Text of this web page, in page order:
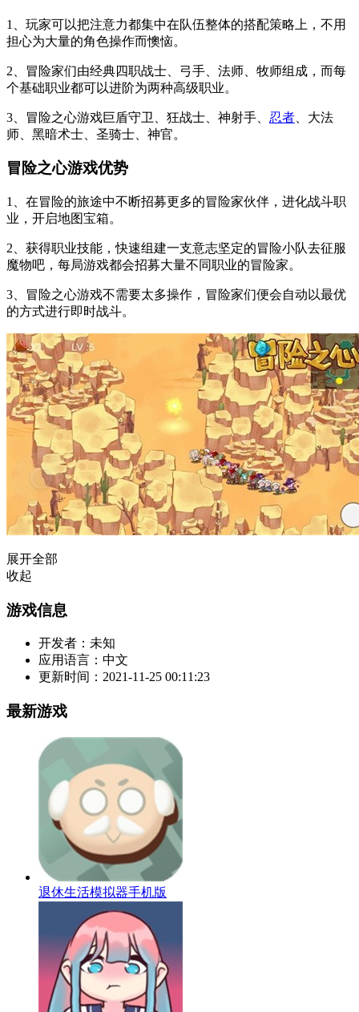
1、玩家可以把注意力都集中在队伍整体的搭配策略上，不用
担心为大量的角色操作而懊恼。
2、冒险家们由经典四职战士、弓手、法师、牧师组成，而每
个基础职业都可以进阶为两种高级职业。
3、冒险之心游戏巨盾守卫、狂战士、神射手、 忍者 、大法
师、黑暗术士、圣骑士、神官。
冒险之心游戏优势
1、在冒险的旅途中不断招募更多的冒险家伙伴，进化战斗职
业，开启地图宝箱。
2、获得职业技能，快速组建一支意志坚定的冒险小队去征服
魔物吧，每局游戏都会招募大量不同职业的冒险家。
3、冒险之心游戏不需要太多操作，冒险家们便会自动以最优
的方式进行即时战斗。
展开全部
收起
游戏信息
开发者： 未知
应用语言： 中文
更新时间： 2021-11-25 00:11:23
最新游戏
退休生活模拟器手机版